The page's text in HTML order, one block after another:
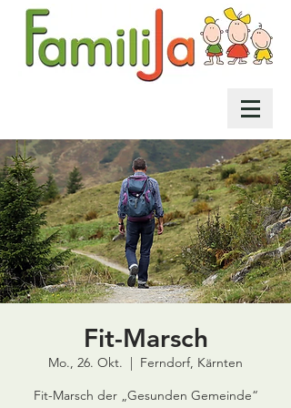
Fit-Marsch
Mo., 26. Okt.
  |
Ferndorf, Kärnten
Fit-Marsch der „Gesunden Gemeinde“